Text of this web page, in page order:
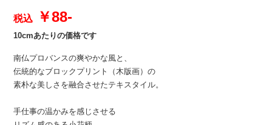
税込 ￥88-
10cmあたりの価格です
南仏プロバンスの爽やかな風と、
伝統的なブロックプリント（木版画）の
素朴な美しさを融合させたテキスタイル。
手仕事の温かみを感じさせる